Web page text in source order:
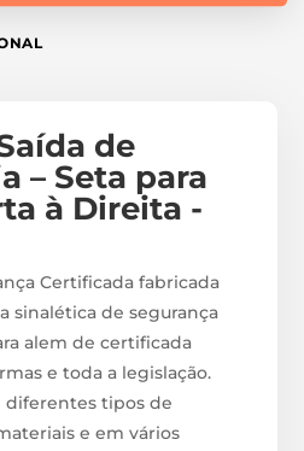
de
– Seta para
à Direita -
Certificada fabricada
sinalética de segurança
alem de certificada
e toda a legislação.
diferentes tipos de
e em vários